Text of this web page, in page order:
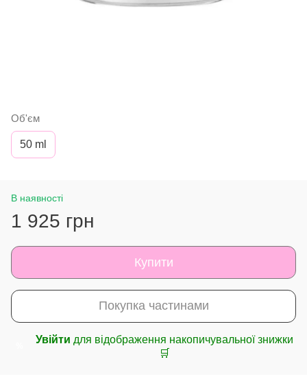
Об'єм
50 ml
В наявності
1 925 грн
Купити
Покупка частинами
Увійти для відображення накопичувальної знижки
🛒